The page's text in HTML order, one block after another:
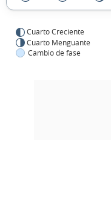
Cuarto Creciente
Cuarto Menguante
Cambio de fase